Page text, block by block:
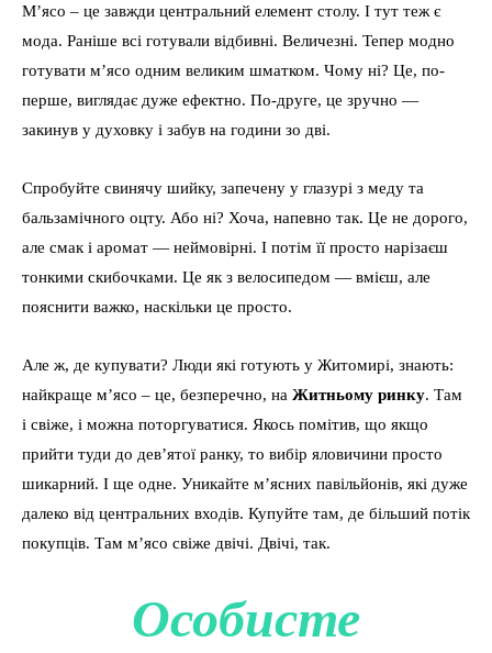
М’ясо – це завжди центральний елемент столу. І тут теж є
мода. Раніше всі готували відбивні. Величезні. Тепер модно
готувати м’ясо одним великим шматком. Чому ні? Це, по-
перше, виглядає дуже ефектно. По-друге, це зручно —
закинув у духовку і забув на години зо дві.
Спробуйте свинячу шийку, запечену у глазурі з меду та
бальзамічного оцту. Або ні? Хоча, напевно так. Це не дорого,
але смак і аромат — неймовірні. І потім її просто нарізаєш
тонкими скибочками. Це як з велосипедом — вмієш, але
пояснити важко, наскільки це просто.
Але ж, де купувати? Люди які готують у Житомирі, знають:
найкраще м’ясо – це, безперечно, на Житньому ринку. Там
і свіже, і можна поторгуватися. Якось помітив, що якщо
прийти туди до дев’ятої ранку, то вибір яловичини просто
шикарний. І ще одне. Уникайте м’ясних павільйонів, які дуже
далеко від центральних входів. Купуйте там, де більший потік
покупців. Там м’ясо свіже двічі. Двічі, так.
Особисте